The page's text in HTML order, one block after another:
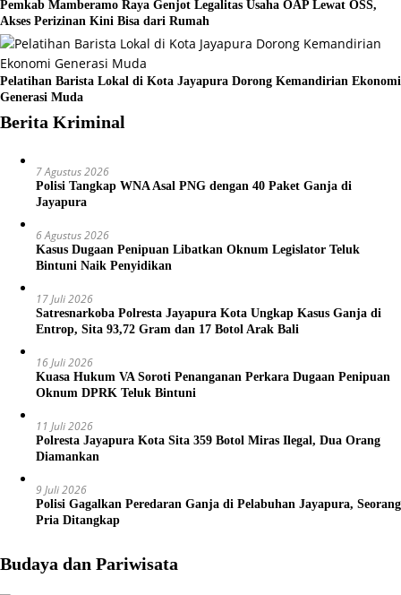
Pemkab Mamberamo Raya Genjot Legalitas Usaha OAP Lewat OSS,
Akses Perizinan Kini Bisa dari Rumah
Pelatihan Barista Lokal di Kota Jayapura Dorong Kemandirian Ekonomi
Generasi Muda
Berita Kriminal
7 Agustus 2026
Polisi Tangkap WNA Asal PNG dengan 40 Paket Ganja di
Jayapura
6 Agustus 2026
Kasus Dugaan Penipuan Libatkan Oknum Legislator Teluk
Bintuni Naik Penyidikan
17 Juli 2026
Satresnarkoba Polresta Jayapura Kota Ungkap Kasus Ganja di
Entrop, Sita 93,72 Gram dan 17 Botol Arak Bali
16 Juli 2026
Kuasa Hukum VA Soroti Penanganan Perkara Dugaan Penipuan
Oknum DPRK Teluk Bintuni
11 Juli 2026
Polresta Jayapura Kota Sita 359 Botol Miras Ilegal, Dua Orang
Diamankan
9 Juli 2026
Polisi Gagalkan Peredaran Ganja di Pelabuhan Jayapura, Seorang
Pria Ditangkap
Budaya dan Pariwisata